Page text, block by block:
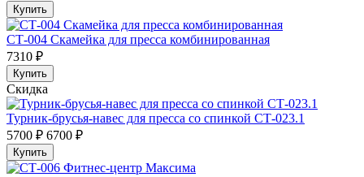
Купить
СТ-004 Скамейка для пресса комбинированная
7310 ₽
Купить
Скидка
Турник-брусья-навес для пресса со спинкой СТ-023.1
5700 ₽ 6700 ₽
Купить